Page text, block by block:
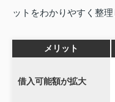
ットをわかりやすく整理
メリット
借入可能額が拡大